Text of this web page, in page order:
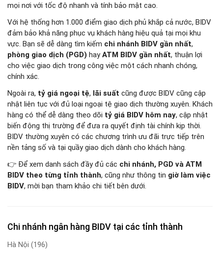
mọi nơi với tốc độ nhanh và tính bảo mật cao.
Với hệ thống hơn 1.000 điểm giao dịch phủ khắp cả nước, BIDV
đảm bảo khả năng phục vụ khách hàng hiệu quả tại mọi khu
vực. Bạn sẽ dễ dàng tìm kiếm chi nhánh BIDV gần nhất,
phòng giao dịch (PGD) hayATM BIDV gần nhất, thuận lợi
cho việc giao dịch trong công việc một cách nhanh chóng,
chính xác.
Ngoài ra, tỷ giá ngoại tệ, lãi suất cũng được BIDV cũng cập
nhật liên tục với đủ loại ngoại tệ giao dịch thường xuyên. Khách
hàng có thể dễ dàng theo dõi tỷ giá BIDV hôm nay, cập nhật
biến động thị trường để đưa ra quyết định tài chính kịp thời.
BIDV thường xuyên có các chương trình ưu đãi trực tiếp trên
nền tảng số và tại quầy giao dịch dành cho khách hàng.
👉 Để xem danh sách đầy đủ các chi nhánh, PGD và ATM
BIDV theo từng tỉnh thành, cũng như thông tin giờ làm việc
BIDV, mời bạn tham khảo chi tiết bên dưới.
Chi nhánh ngân hàng BIDV tại các tỉnh thành
Hà Nội (196)